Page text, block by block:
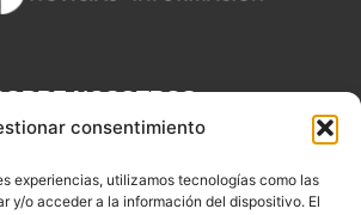
consentimiento
experiencias, utilizamos tecnologías como las
y/o acceder a la información del dispositivo. El
NOSOTROS
sobre noticias, novedades, tecnologías y
que te ayudaran a ser un mejor Djs.